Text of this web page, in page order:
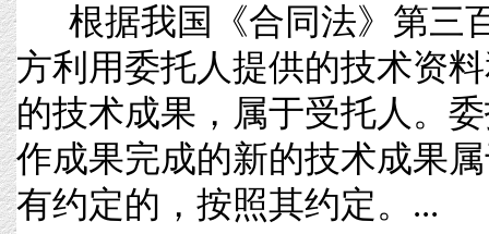
根据我国《合同法》第三
方利用委托人提供的技术资
的技术成果，属于受托人。
作成果完成的新的技术成果
有约定的，按照其约定。...